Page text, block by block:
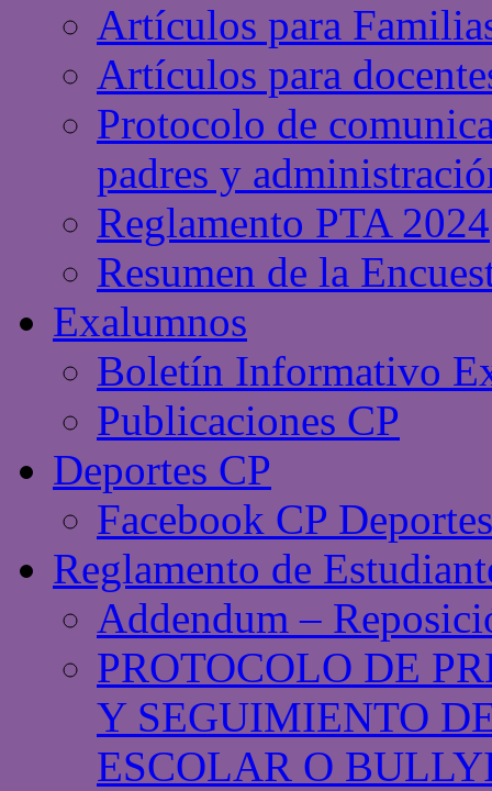
Artículos para
Artículos para
Protocolo de
padres y
Reglamento PTA 2024
Resumen de la
Exalumnos
Boletín Informativo
Publicaciones CP
Deportes CP
Facebook CP Deportes
Reglamento de
Addendum –
PROTOCOLO DE
Y SEGUIMIENTO
ESCOLAR O